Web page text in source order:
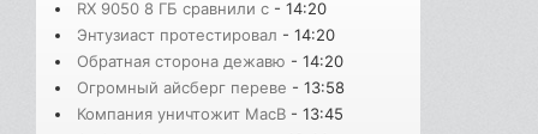
RX 9050 8 ГБ сравнили с - 14:20
Энтузиаст протестировал - 14:20
Обратная сторона дежавю - 14:20
Огромный айсберг переве - 13:58
Компания уничтожит MacB - 13:45